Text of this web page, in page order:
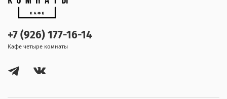
+7 (926) 177-16-14
Кафе четыре комнаты